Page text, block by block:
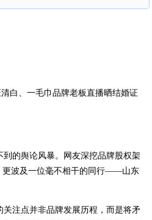
白、一毛巾品牌老板直播晒结婚证
的舆论风暴。网友深挖品牌股权架
更波及一位毫不相干的同行——山东
注点并非品牌发展历程，而是将矛